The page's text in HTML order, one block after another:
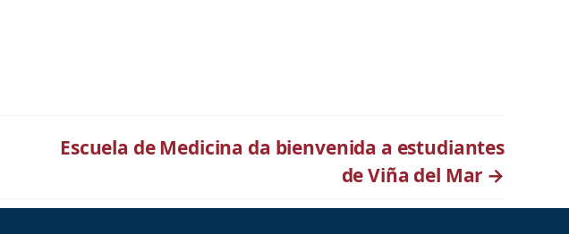
Escuela de Medicina da bienvenida a estudiantes
de Viña del Mar →